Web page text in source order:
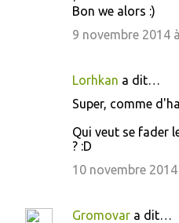
Bon we alors :)
9 novembre 2014
Lorhkan a dit…
Super, comme
Qui veut se fader
? :D
10 novembre
Gromovar a dit…